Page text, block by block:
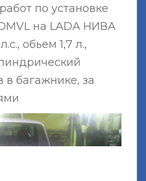
по установке
на LADA НИВА
обьем 1,7 л.,
в багажнике, за